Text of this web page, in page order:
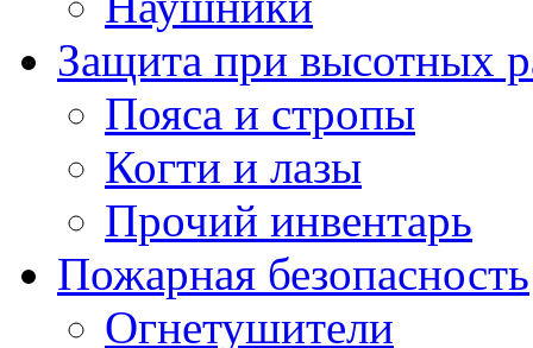
Защита при высотных
Пояса и стропы
Когти и лазы
Прочий инвентарь
Пожарная безопасность
Огнетушители